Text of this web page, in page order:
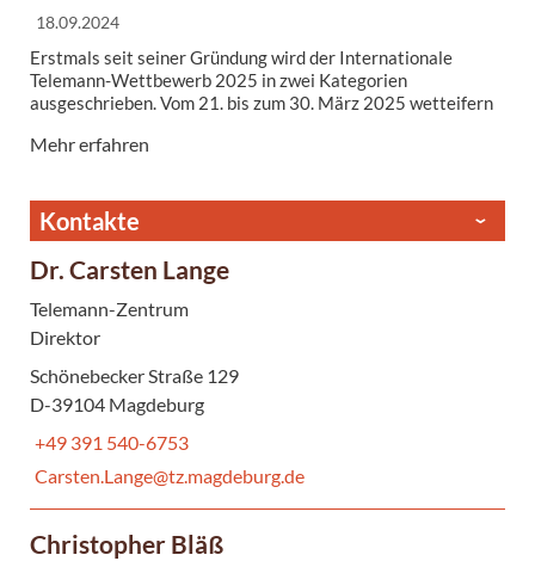
18.09.2024
Erstmals seit seiner Gründung wird der Internationale
Telemann-Wettbewerb 2025 in zwei Kategorien
ausgeschrieben. Vom 21. bis zum 30. März 2025 wetteifern
Internationalen Telemann-Wettbewerb in Magdeburg um
Mehr erfahren
Kontakte
Dr. Carsten Lange
Telemann-Zentrum
Direktor
Schönebecker Straße 129
D-39104 Magdeburg
+49 391 540-6753
Carsten.Lange@tz.magdeburg.de
Christopher Bläß